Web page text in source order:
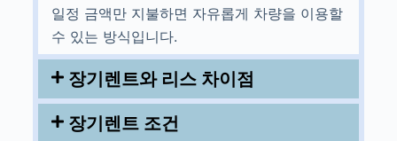
일정 금액만 지불하면 자유롭게 차량을 이용할
수 있는 방식입니다.
장기렌트와 리스 차이점
장기렌트 조건